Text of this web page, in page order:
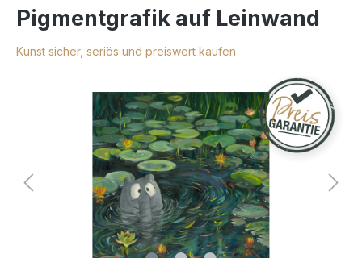
Pigmentgrafik auf Leinwand
Kunst sicher, seriös und preiswert kaufen